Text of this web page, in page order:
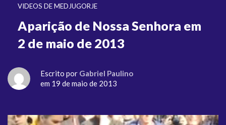
VIDEOS DE MEDJUGORJE
Aparição de Nossa Senhora em
2 de maio de 2013
Escrito por Gabriel Paulino
em 19 de maio de 2013